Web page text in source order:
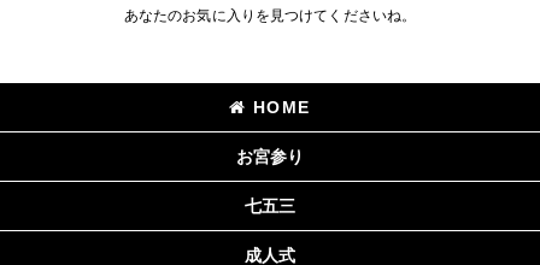
あなたのお気に入りを見つけてくださいね。
HOME
お宮参り
七五三
成人式